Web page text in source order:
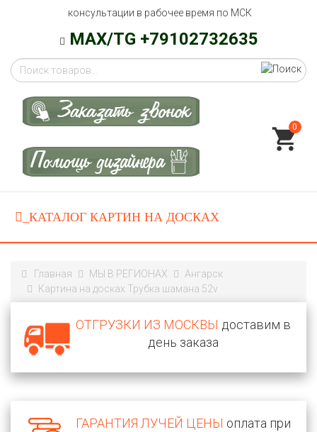
консультации в рабочее время по МСК
MAX/TG +79102732635
0
Главная МЫ В РЕГИОНАХ
Ангарск
Картина на досках Трубка шамана 52v
ОТГРУЗКИ ИЗ МОСКВЫ доставим в
день заказа
ГАРАНТИЯ ЛУЧЕЙ ЦЕНЫ оплата при